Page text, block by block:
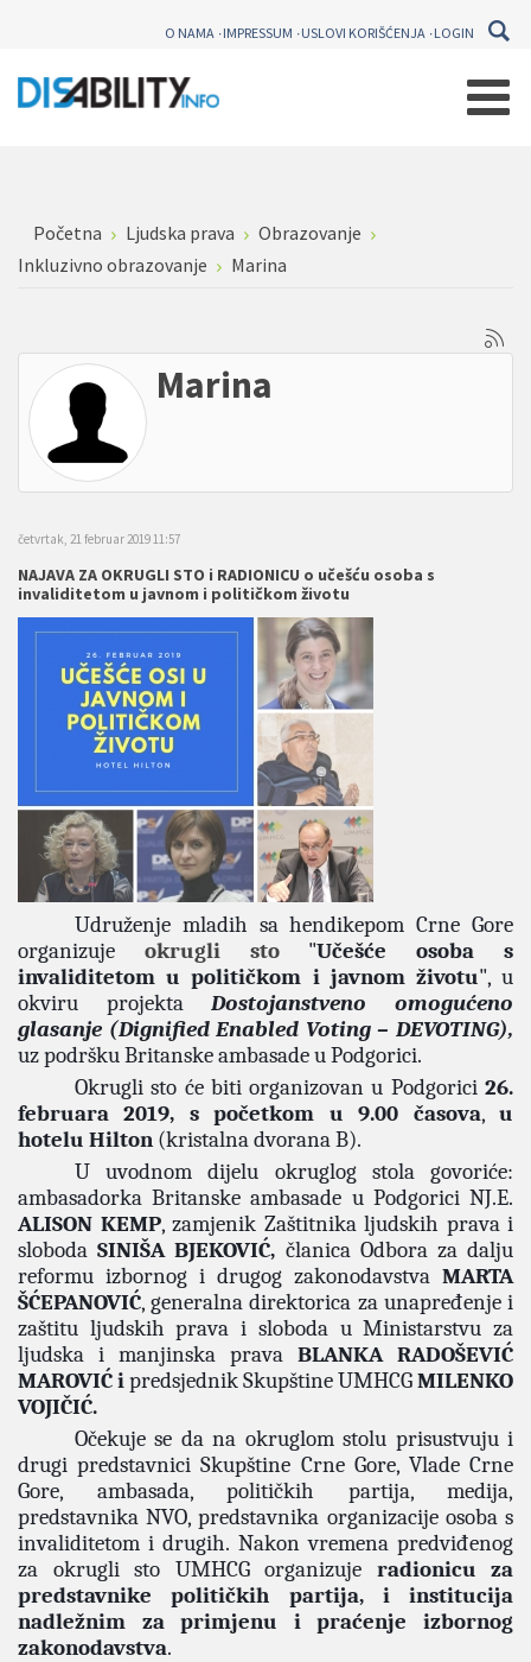
O NAMA IMPRESSUM USLOVI KORIŠĆENJA LOGIN
Početna Ljudska prava
Obrazovanje
Inkluzivno obrazovanje
Marina
Marina
četvrtak, 21 februar 2019 11:57
NAJAVA ZA OKRUGLI STO i RADIONICU o učešću osoba s
invaliditetom u javnom i političkom životu
Udruženje mladih sa hendikepom Crne Gore
organizuje okrugli sto "Učešće osoba s
invaliditetom u političkom i javnom životu", u
okviru projektaDostojanstveno omogućeno
glasanje (Dignified Enabled Voting – DEVOTING),
uz podršku Britanske ambasade u Podgorici.
Okrugli sto će biti organizovan u Podgorici 26.
februara 2019, s početkom u 9.00 časova,u
hotelu Hilton (kristalna dvorana B).
U uvodnom dijelu okruglog stola govoriće:
ambasadorka Britanske ambasade u Podgorici NJ.E.
ALISON KEMP, zamjenik Zaštitnika ljudskih prava i
slobodaSINIŠA BJEKOVIĆ, članica Odbora za dalju
reformu izbornog i drugog zakonodavstva MARTA
ŠĆEPANOVIĆ, generalna direktorica za unapređenje i
zaštitu ljudskih prava i sloboda u Ministarstvu za
ljudska i manjinska prava BLANKA RADOŠEVIĆ
MAROVIĆ ipredsjednik Skupštine UMHCGMILENKO
VOJIČIĆ.
Očekuje se da na okruglom stolu prisustvuju i
drugi predstavnici Skupštine Crne Gore, Vlade Crne
Gore, ambasada, političkih partija, medija,
predstavnika NVO, predstavnika organizacije osoba s
invaliditetom i drugih. Nakon vremena predviđenog
za okrugli sto UMHCG organizuje radionicu za
predstavnike političkih partija, i institucija
nadležnim za primjenu i praćenje izbornog
zakonodavstva.